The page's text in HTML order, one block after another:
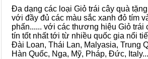
Đa dạng các loại Giỏ trái cây quà
với đầy đủ các màu sắc xanh đỏ tím
phấn...... với các thương hiệu Giỏ trái
tín tốt nhất tới từ nhiều quốc gia nổi
Đài Loan, Thái Lan, Malyasia, Trung
Hàn Quốc, Nga, Mỹ, Pháp, Đức,